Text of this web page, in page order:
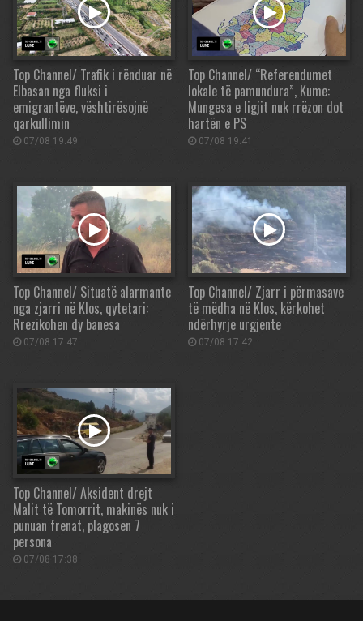
Top Channel/ Trafik i rënduar në
Elbasan nga fluksi i
emigrantëve, vështirësojnë
qarkullimin
07/08 19:49
Top Channel/ “Referendumet
lokale të pamundura”, Kume:
Mungesa e ligjit nuk rrëzon dot
hartën e PS
07/08 19:41
Top Channel/ Situatë alarmante
nga zjarri në Klos, qytetari:
Rrezikohen dy banesa
07/08 17:47
Top Channel/ Zjarr i përmasave
të mëdha në Klos, kërkohet
ndërhyrje urgjente
07/08 17:42
Top Channel/ Aksident drejt
Malit të Tomorrit, makinës nuk i
punuan frenat, plagosen 7
persona
07/08 17:38